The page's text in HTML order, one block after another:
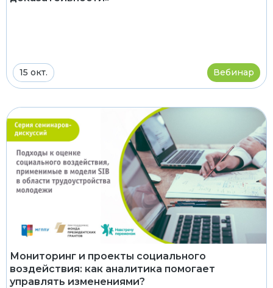
15 окт. Вебинар
Мониторинг и проекты социального
воздействия: как аналитика помогает
управлять изменениями?